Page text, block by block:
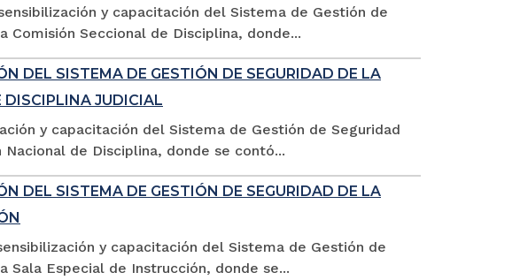
y capacitación del Sistema de Gestión de
Comisión Seccional de Disciplina, donde...
DEL SISTEMA DE GESTIÓN DE SEGURIDAD DE LA
JUDICIAL
y capacitación del Sistema de Gestión de Seguridad
de Disciplina, donde se contó...
DEL SISTEMA DE GESTIÓN DE SEGURIDAD DE LA
y capacitación del Sistema de Gestión de
Sala Especial de Instrucción, donde se...